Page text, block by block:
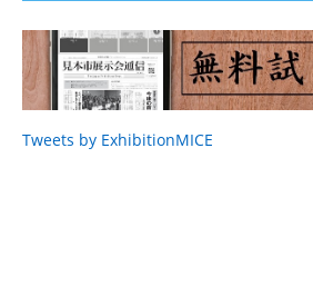
Tweets by ExhibitionMICE